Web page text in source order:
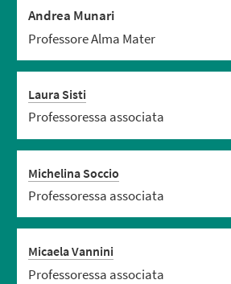
Andrea Munari
Professore Alma Mater
Laura Sisti
Professoressa associata
Michelina Soccio
Professoressa associata
Micaela Vannini
Professoressa associata